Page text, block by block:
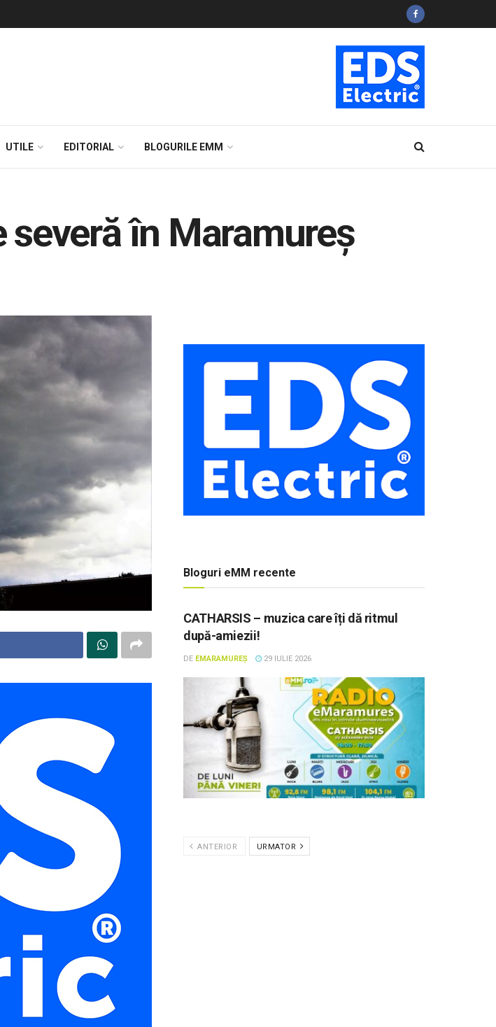
UTILE EDITORIAL BLOGURILE EMM
severă în Maramureş
Bloguri eMM recente
CATHARSIS – muzica care îți dă ritmul
după-amiezii!
DE EMARAMUREȘ 29 IULIE 2026
ANTERIOR URMATOR